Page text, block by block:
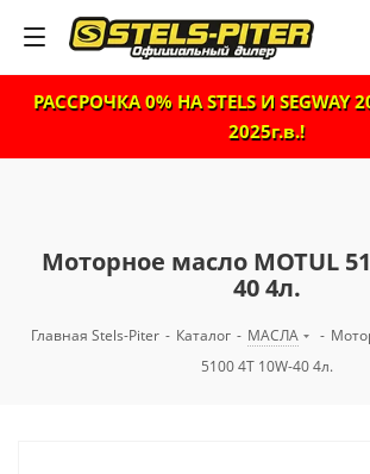
РАССРОЧКА 0% НА STELS И SEGWAY
2025г.в.!
Моторное масло MOTUL
40 4л.
Главная Stels-Piter - Каталог - МАСЛА -
5100 4T 10W-40 4л.